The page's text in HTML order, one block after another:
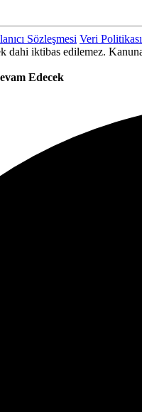
Sözleşmesi Veri Politikası
iktibas edilemez.
Edecek